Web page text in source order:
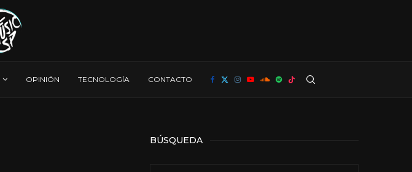
OPINIÓN TECNOLOGÍA CONTACTO
BÚSQUEDA